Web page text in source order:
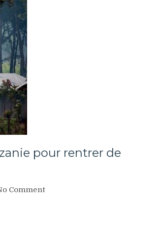
pour rentrer de
Commenton